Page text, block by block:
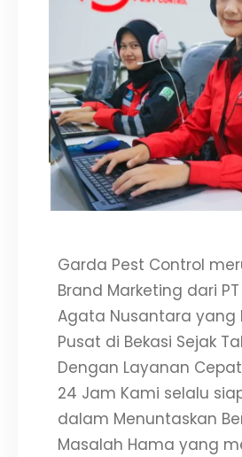
Garda Pest Control
Brand Marketing dari
Agata Nusantara yang
Pusat di Bekasi Sejak
Dengan Layanan
24 Jam Kami selalu
dalam Menuntaskan
Masalah Hama yang